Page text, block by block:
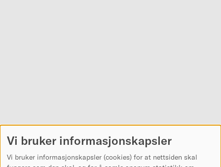
Vi bruker informasjonskapsler
Vi bruker informasjonskapsler (cookies) for at nettsiden skal